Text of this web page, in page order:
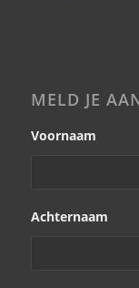
MELD JE
Voornaam
Achternaam